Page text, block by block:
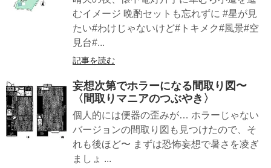
むイメージ 晩酌セットも忘れずに #星が見
たい#わけじゃないけど#トキメク#風景#空
見台#...
記事を読む
妄想次第でホラーになる間取り図〜
〈間取りマニアのつぶやき〉
個人的には便器の歪みが… ホラーじゃない
バージョンの間取り図も見つけたので、そ
れも後ほど〜 まずは恐怖妄想で暑さを凌ぎ
ましょ ...